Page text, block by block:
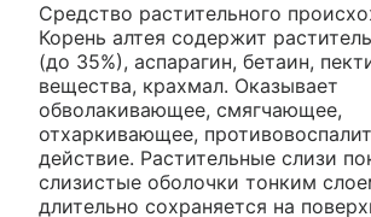
Средство растительного
Корень алтея содержит
(до 35%), аспарагин, бетаин,
вещества, крахмал. Оказывает
обволакивающее, смягчающее,
отхаркивающее,
действие. Растительные слизи
слизистые оболочки тонким
длительно сохраняется на